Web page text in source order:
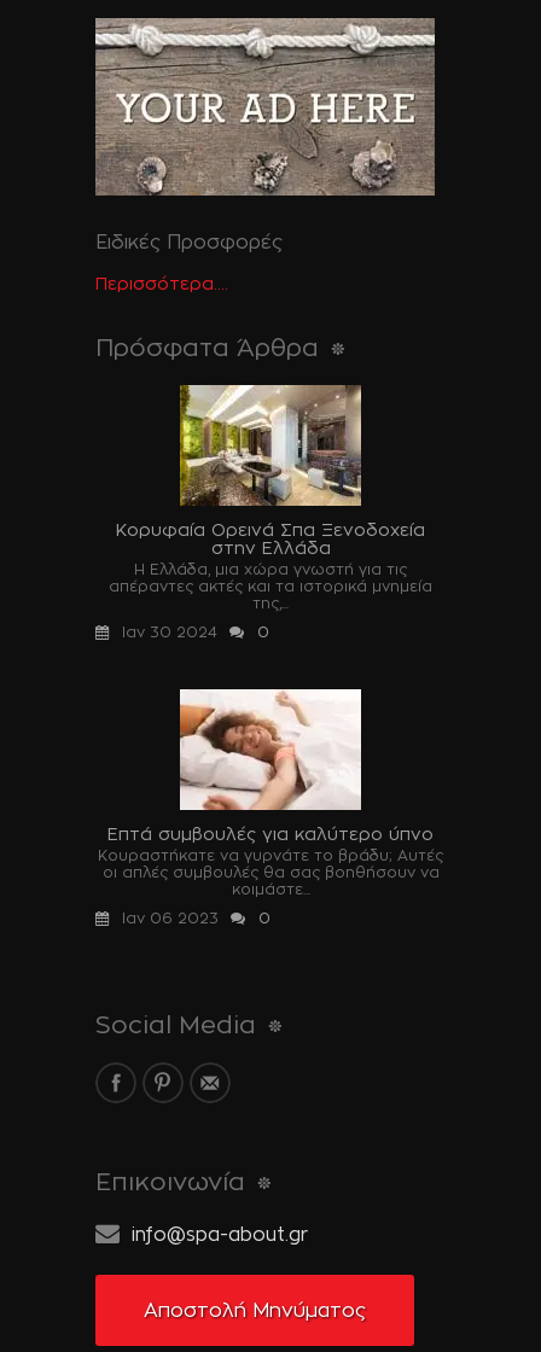
Ειδικές Προσφορές
Περισσότερα....
Πρόσφατα Άρθρα
Κορυφαία Ορεινά Σπα Ξενοδοχεία
στην Ελλάδα
Η Ελλάδα, μια χώρα γνωστή για τις
απέραντες ακτές και τα ιστορικά μνημεία
της,...
Ιαν 30 2024
0
Επτά συμβουλές για καλύτερο ύπνο
Κουραστήκατε να γυρνάτε το βράδυ; Αυτές
οι απλές συμβουλές θα σας βοηθήσουν να
κοιμάστε...
Ιαν 06 2023
0
Social Media
Επικοινωνία
info@spa-about.gr
Αποστολή Μηνύματος